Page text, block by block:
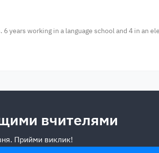
years working in a language school and 4 in an
вчителями
Прийми виклик!